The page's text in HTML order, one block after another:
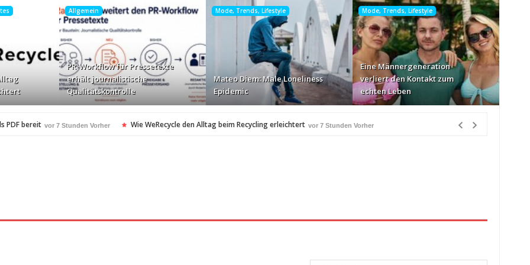
Allgemein
PR-Workflow für Pressetexte
erhält journalistische
Qualitätskontrolle
Mode, Trends, Lifestyle
Mateo Diem: Male Loneliness
Epidemic
Mode, Trends, Lifestyle
Eine Männergeneration
verliert den Kontakt zum
echten Leben
PDF bereit vor 7 Stunden Vorher Wie WeRecycle den Alltag beim Recycling erleichtert vor 7 Stunden Vorher
Europas für Extreme…